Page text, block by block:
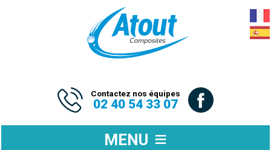
Contactez nos équipes
02 40 54 33 07
MENU